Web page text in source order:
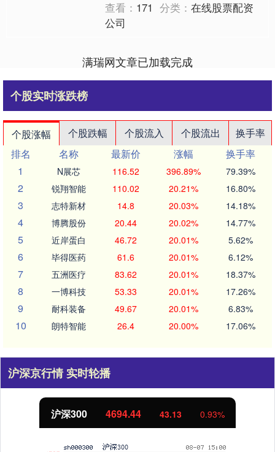
查看： 171 分类：在线股票配资
公司
满瑞网文章已加载完成
个股实时涨跌榜
个股涨幅 个股跌幅 个股流入 个股流出
换手率
排名
名称 最新价 涨幅
换手率
1
N展芯 116.52 396.89% 79.39%
2 锐翔智能 110.02 20.21% 16.80%
3 志特新材 14.8 20.03% 14.18%
4 博腾股份 20.44 20.02% 14.77%
5 近岸蛋白 46.72 20.01% 5.62%
6 毕得医药 61.6 20.01% 6.12%
7 五洲医疗 83.62 20.01% 18.37%
8 一博科技 53.33 20.01% 17.26%
9 耐科装备 49.67 20.01% 6.83%
10 朗特智能 26.4 20.00% 17.06%
沪深京行情 实时轮播
沪深300 4694.44 43.13 0.93%